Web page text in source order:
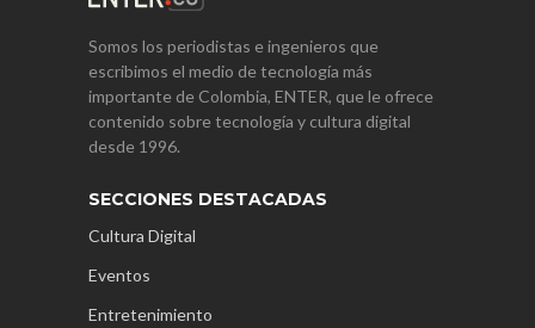
Somos los periodistas e ingenieros que
escribimos el medio de tecnología más
importante de Colombia, ENTER, que le ofrece
contenido sobre tecnología y cultura digital
desde 1996.
SECCIONES DESTACADAS
Cultura Digital
Eventos
Entretenimiento